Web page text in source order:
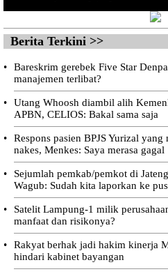
Berita Terkini >>
•
Bareskrim gerebek Five Star
manajemen terlibat?
•
Utang Whoosh diambil alih
APBN, CELIOS: Bakal sama saja
•
Respons pasien BPJS Yurizal
nakes, Menkes: Saya merasa gagal
•
Sejumlah pemkab/pemkot di
Wagub: Sudah kita laporkan ke
•
Satelit Lampung-1 milik
manfaat dan risikonya?
•
Rakyat berhak jadi hakim kinerja
hindari kabinet bayangan